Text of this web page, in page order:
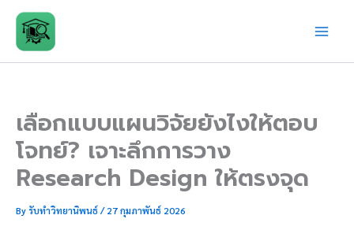
content
เลือกแบบแผนวิจัยยังไงให้ตอบ
โจทย์? เจาะลึกการวาง
Research Design ให้ตรงจุด
Byรับทำวิทยานิพนธ์/27 กุมภาพันธ์ 2026